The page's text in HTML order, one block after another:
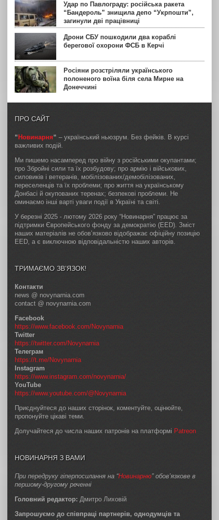
Удар по Павлограду: російська ракета
“Бандероль” знищила депо “Укрпошти”,
загинули дві працівниці
Дрони СБУ пошкодили два кораблі
берегової охорони ФСБ в Керчі
Росіяни розстріляли українського
полоненого воїна біля села Мирне на
Донеччині
ПРО САЙТ
“Новинарня“ – український ньюзрум. Без фейків. В курсі
важливих подій.
Ми пишемо насамперед про війну з російськими окупантами;
про Збройні сили та їх розбудову; про армію і військових,
силовиків і ветеранів, мобілізованих/демобілізованих,
переселенців та їх проблеми; про життя на українському
Донбасі й окупованих теренах; безпекові проблеми. Не
оминаємо інші варті уваги події в Україні та світі.
У березні 2025 - лютому 2026 року “Новинарня” працює за
підтримки Європейського фонду за демократію (EED). Зміст
наших матеріалів не обов’язково відображає офіційну позицію
EED, а є виключною відповідальністю наших авторів.
ТРИМАЄМО ЗВ’ЯЗОК!
Контакти
news @ novynarnia.com
contact @ novynarnia.com
Facebook
https://www.facebook.com/Novynarnia
Twitter
https://twitter.com/Novynarnia
Телеграм
https://t.me/Novynarnia
Instagram
https://www.instagram.com/novynarnia/
YouTube
https://www.youtube.com/@Novynarnia
Приєднуйтеся до наших сторінок, коментуйте, оцінюйте,
пропонуйте цікаві теми.
Долучайтеся до числа наших патронів на платформі Patreon
НОВИНАРНЯ З ВАМИ
При передруку гіперпосилання на “Новинарню” обов’язкове в
першому-другому реченні
Головний редактор: Дмитро Лиховій
Запрошуємо до співпраці партнерів, однодумців та